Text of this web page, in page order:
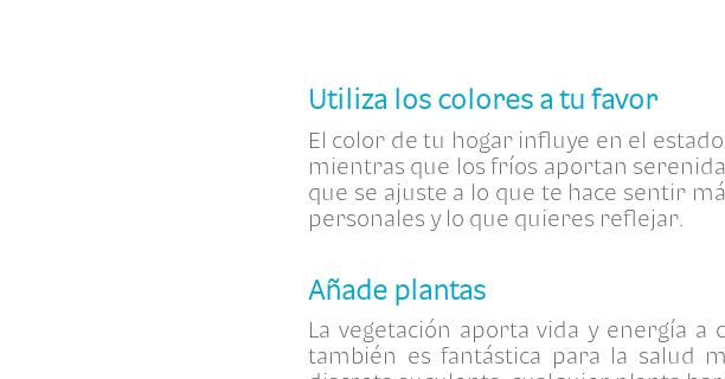
Utiliza los colores a tu favor
El color de tu hogar influye en el
mientras que los fríos aportan
que se ajuste a lo que te hace sentir
personales y lo que quieres reflejar.
Añade plantas
La vegetación aporta vida y energía
también es fantástica para la salud